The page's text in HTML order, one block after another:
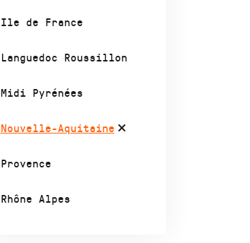
Ile de France
Languedoc Roussillon
Midi Pyrénées
Nouvelle-Aquitaine
Provence
Rhône Alpes